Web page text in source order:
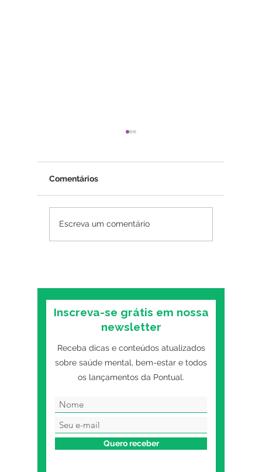
Psicoterapia online
Comentários
Escreva um comentário
Inscreva-se grátis em nossa
newsletter
Receba dicas e conteúdos atualizados
sobre saúde mental, bem-estar e todos
os lançamentos da Pontual.
Quero receber